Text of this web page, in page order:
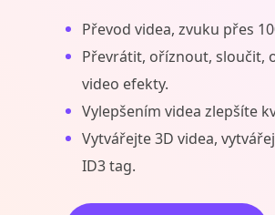
Převod videa, zvuku přes
Převrátit, oříznout, sloučit,
video efekty.
Vylepšením videa zlepšíte
Vytvářejte 3D videa,
ID3 tag.